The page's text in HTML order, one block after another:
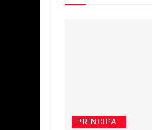
PRINCIPAL